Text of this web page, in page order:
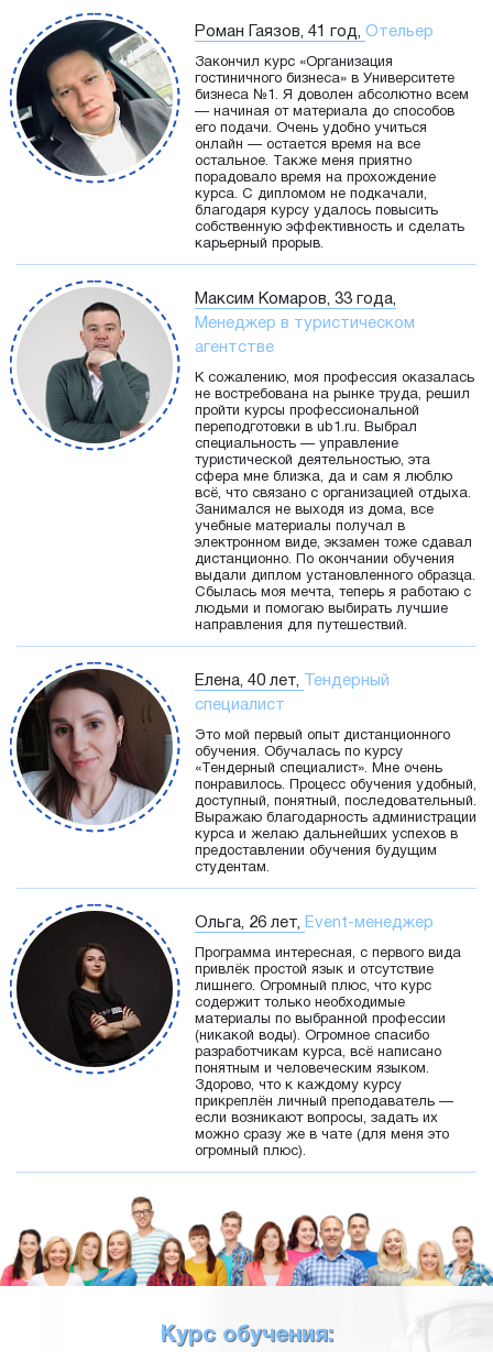
Роман Гаязов, 41 год, Отельер
Закончил курс «Организация
гостиничного бизнеса» в Университете
бизнеса №1. Я доволен абсолютно всем
— начиная от материала до способов
его подачи. Очень удобно учиться
онлайн — остается время на все
остальное. Также меня приятно
порадовало время на прохождение
курса. С дипломом не подкачали,
благодаря курсу удалось повысить
собственную эффективность и сделать
карьерный прорыв.
Максим Комаров, 33 года,
Менеджер в туристическом
агентстве
К сожалению, моя профессия оказалась
не востребована на рынке труда, решил
пройти курсы профессиональной
переподготовки в ub1.ru. Выбрал
специальность — управление
туристической деятельностью, эта
сфера мне близка, да и сам я люблю
всё, что связано с организацией отдыха.
Занимался не выходя из дома, все
учебные материалы получал в
электронном виде, экзамен тоже сдавал
дистанционно. По окончании обучения
выдали диплом установленного образца.
Сбылась моя мечта, теперь я работаю с
людьми и помогаю выбирать лучшие
направления для путешествий.
Елена, 40 лет,
Тендерный
специалист
Это мой первый опыт дистанционного
обучения. Обучалась по курсу
«Тендерный специалист». Мне очень
понравилось. Процесс обучения удобный,
доступный, понятный, последовательный.
Выражаю благодарность администрации
курса и желаю дальнейших успехов в
предоставлении обучения будущим
студентам.
Ольга, 26 лет, Event-менеджер
Программа интересная, с первого вида
привлёк простой язык и отсутствие
лишнего. Огромный плюс, что курс
содержит только необходимые
материалы по выбранной профессии
(никакой воды). Огромное спасибо
разработчикам курса, всё написано
понятным и человеческим языком.
Здорово, что к каждому курсу
прикреплён личный преподаватель —
если возникают вопросы, задать их
можно сразу же в чате (для меня это
огромный плюс).
Курс обучения: